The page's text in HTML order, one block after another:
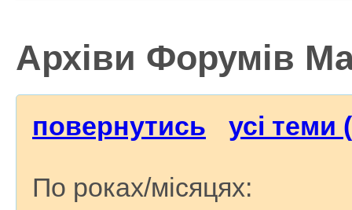
Архіви Форумів
повернутись усі теми
По роках/місяцях: